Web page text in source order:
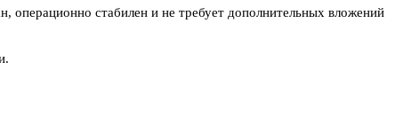
стабилен и не требует дополнительных вложений